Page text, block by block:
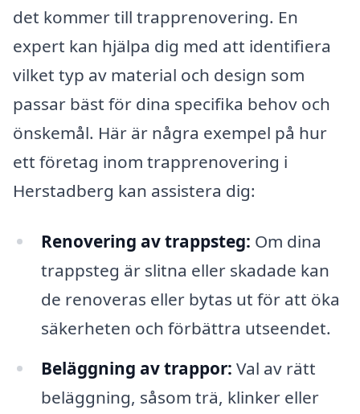
det kommer till trapprenovering. En
expert kan hjälpa dig med att identifiera
vilket typ av material och design som
passar bäst för dina specifika behov och
önskemål. Här är några exempel på hur
ett företag inom trapprenovering i
Herstadberg kan assistera dig:
Renovering av trappsteg: Om dina
trappsteg är slitna eller skadade kan
de renoveras eller bytas ut för att öka
säkerheten och förbättra utseendet.
Beläggning av trappor: Val av rätt
beläggning, såsom trä, klinker eller